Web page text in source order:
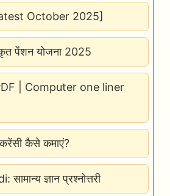
October 2025]
पेंशन योजना 2025
| Computer one liner
कैसे कमाएं?
ज्ञान प्रश्नोत्तरी